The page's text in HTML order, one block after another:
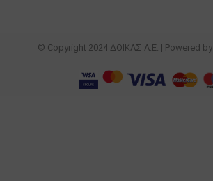
© Copyright 2024 ΔΟΙΚΑΣ Α.Ε. | Powered by